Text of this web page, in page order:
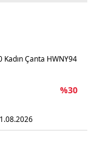
Çanta HWNY94
%30